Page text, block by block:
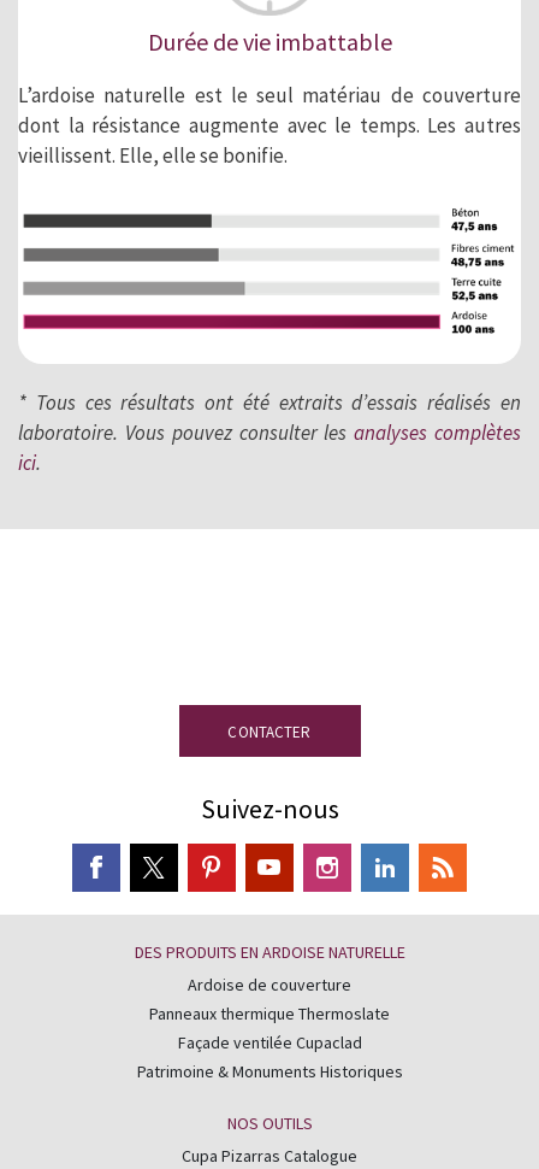
Durée de vie imbattable
L’ardoise naturelle est le seul matériau de couverture
dont la résistance augmente avec le temps. Les autres
vieillissent. Elle, elle se bonifie.
* Tous ces résultats ont été extraits d’essais réalisés en
laboratoire. Vous pouvez consulter lesanalyses complètes
ici.
CONTACTER
Suivez-nous
DES PRODUITS EN ARDOISE NATURELLE
Ardoise de couverture
Panneaux thermique Thermoslate
Façade ventilée Cupaclad
Patrimoine & Monuments Historiques
NOS OUTILS
Cupa Pizarras Catalogue